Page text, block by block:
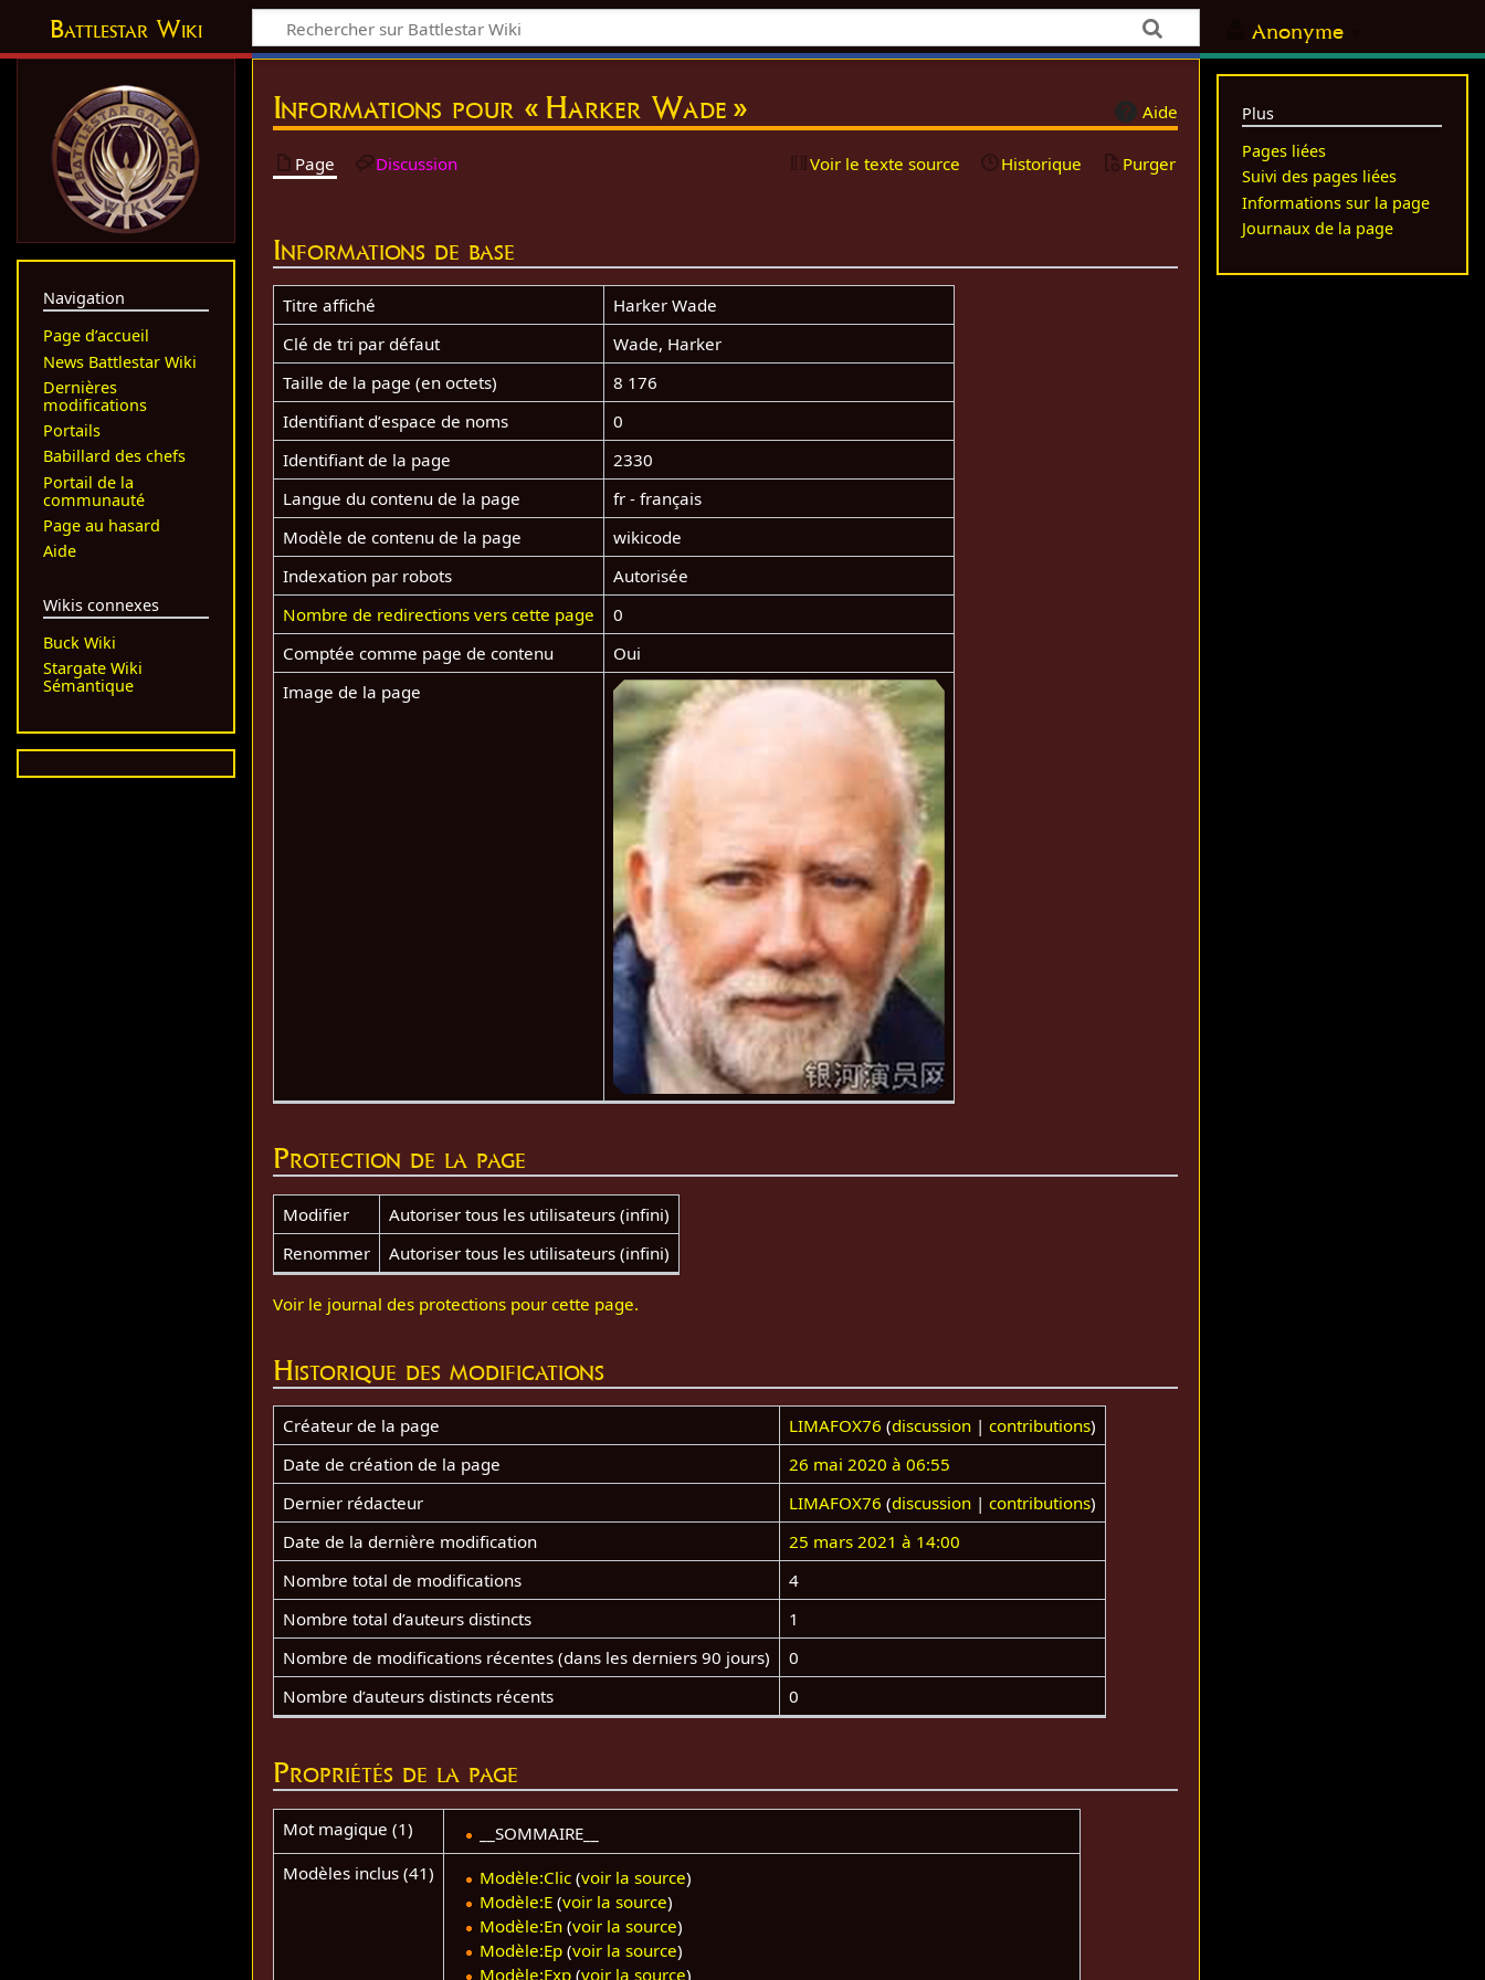
Anonyme
Battlestar Wiki
Aide
Informations pour « Harker Wade »
Page Discussion Voir le texte source Historique Purger
Informations de base
Titre affiché
Harker Wade
Clé de tri par défaut
Wade, Harker
Taille de la page (en octets)
8 176
Identifiant dʼespace de noms
0
Identifiant de la page
2330
Langue du contenu de la page
fr - français
Modèle de contenu de la page
wikicode
Indexation par robots
Autorisée
Nombre de redirections vers cette page
0
Comptée comme page de contenu
Oui
Image de la page
Protection de la page
Modifier
Autoriser tous les utilisateurs (infini)
Renommer
Autoriser tous les utilisateurs (infini)
Voir le journal des protections pour cette page.
Historique des modifications
Créateur de la page LIMAFOX76 (discussion| contributions)
Date de création de la page
26 mai 2020 à 06:55
Dernier rédacteur
LIMAFOX76 (discussion| contributions)
Date de la dernière modification
25 mars 2021 à 14:00
Nombre total de modifications
4
Nombre total d’auteurs distincts
1
Nombre de modifications récentes (dans les derniers 90 jours)
0
Nombre d’auteurs distincts récents
0
Propriétés de la page
Mot magique (1)
__SOMMAIRE__
Modèles inclus (41)
Modèle:Clic (voir la source)
Modèle:E (voir la source)
Modèle:En (voir la source)
Modèle:Ep (voir la source)
Modèle:Exp (voir la source)
Navigation
Page d’accueil
News Battlestar Wiki
Dernières
modifications
Portails
Babillard des chefs
Portail de la
communauté
Page au hasard
Aide
Wikis connexes
Buck Wiki
Stargate Wiki
Sémantique
Plus
Pages liées
Suivi des pages liées
Informations sur la page
Journaux de la page